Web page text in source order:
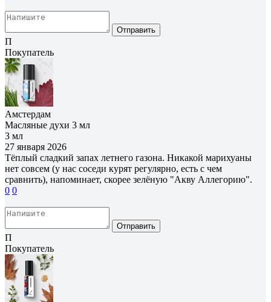
Отправить
П
Покупатель
Амстердам
Масляные духи 3 мл
3 мл
27 января 2026
Тёплый сладкий запах летнего газона. Никакой марихуаны
нет совсем (у нас соседи курят регулярно, есть с чем
сравнить), напоминает, скорее зелёную "Акву Аллегорию".
0 0
Отправить
П
Покупатель